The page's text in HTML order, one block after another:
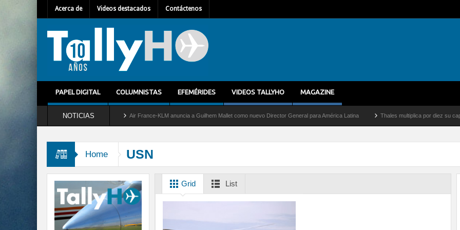
Acerca de Videos destacados Contáctenos
PAPEL DIGITAL COLUMNISTAS EFEMÉRIDES VIDEOS TALLYHO MAGAZINE
NOTICIAS
del servicio al C-2 Greyhound Air France-KLM anuncia a Guilhem Mallet como nuevo Director General para América Latina Thales multiplica por diez su
Home USN
Grid List